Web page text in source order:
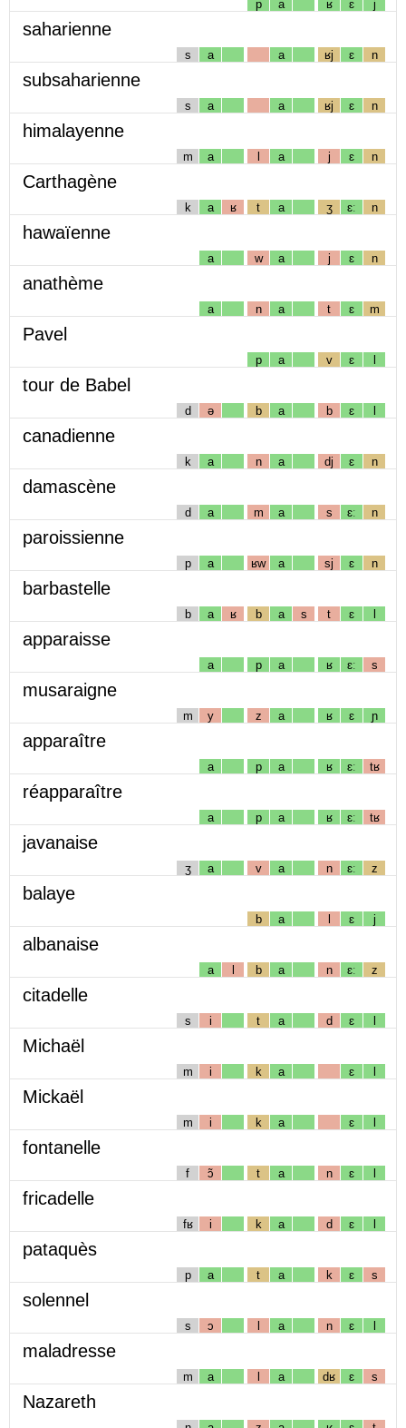
p a ʁ ɛ j
saharienne
s a a ʁj ɛ n
subsaharienne
s a a ʁj ɛ n
himalayenne
m a l a j ɛ n
Carthagène
k a ʁ t a ʒ ɛː n
hawaïenne
a w a j ɛ n
anathème
a n a t ɛ m
Pavel
p a v ɛ l
tour de Babel
d ə b a b ɛ l
canadienne
k a n a dj ɛ n
damascène
d a m a s ɛː n
paroissienne
p a ʁw a sj ɛ n
barbastelle
b a ʁ b a s t ɛ l
apparaisse
a p a ʁ ɛː s
musaraigne
m y z a ʁ ɛ ɲ
apparaître
a p a ʁ ɛː tʁ
réapparaître
a p a ʁ ɛː tʁ
javanaise
ʒ a v a n ɛː z
balaye
b a l ɛ j
albanaise
a l b a n ɛː z
citadelle
s i t a d ɛ l
Michaël
m i k a ɛ l
Mickaël
m i k a ɛ l
fontanelle
f ɔ̃ t a n ɛ l
fricadelle
fʁ i k a d ɛ l
pataquès
p a t a k ɛ s
solennel
s ɔ l a n ɛ l
maladresse
m a l a dʁ ɛ s
Nazareth